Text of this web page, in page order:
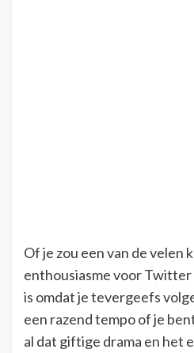
Of je zou een van de velen
enthousiasme voor Twitter
is omdat je tevergeefs
een razend tempo of je
al dat giftige drama en het